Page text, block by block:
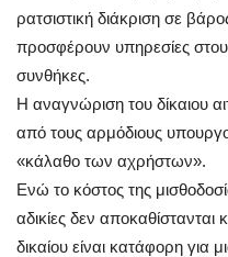
ρατσιστική διάκριση σε
προσφέρουν υπηρεσίες
συνθήκες.
Η αναγνώριση του δίκαιου
από τους αρμόδιους
«κάλαθο των αχρήστων».
Ενώ το κόστος της
αδικίες δεν
δικαίου είναι κατάφορη για